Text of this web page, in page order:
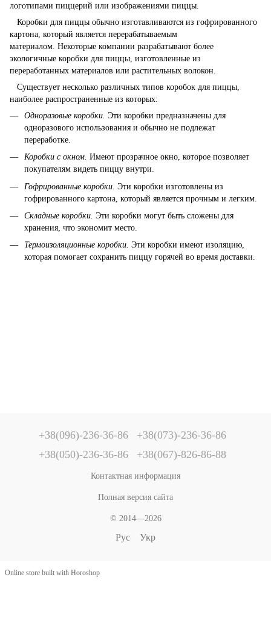
логотипами пиццерий или изображениями пиццы.
Коробки для пиццы обычно изготавливаются из гофрированного
картона, который является перерабатываемым
материалом. Некоторые компании разрабатывают более
экологичные коробки для пиццы, изготовленные из
переработанных материалов или растительных волокон.
Существует несколько различных типов коробок для пиццы,
наиболее распространенные из которых:
Одноразовые коробки. Эти коробки предназначены для
одноразового использования и обычно не подлежат
переработке.
Коробки с окном. Имеют прозрачное окно, которое позволяет
покупателям видеть пиццу внутри.
Гофрированные коробки. Эти коробки изготовлены из
гофрированного картона, который является прочным и легким.
Складные коробки. Эти коробки могут быть сложены для
хранения, что экономит место.
Термоизоляционные коробки. Эти коробки имеют изоляцию,
которая помогает сохранить пиццу горячей во время доставки.
+38(096)-236-36-86
+38(073)-236-36-86
+38(050)-236-36-86
+38(067)-826-86-88
Контактная информация
Полная версия сайта
© 2014—2026
Рус Укр
Online store built with Horoshop